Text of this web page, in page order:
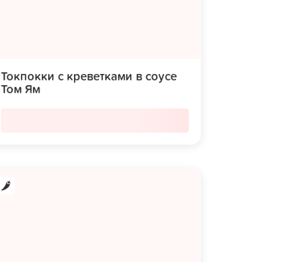
Токпокки с креветками в соусе
Том Ям